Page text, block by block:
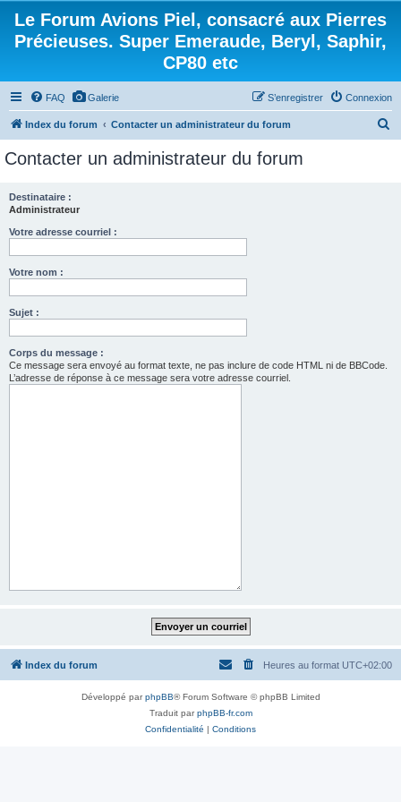
Le Forum Avions Piel, consacré aux Pierres
Précieuses. Super Emeraude, Beryl, Saphir,
CP80 etc
FAQ Galerie Connexion
S’enregistrer
Index du forum Contacter un administrateur du forum
Contacter un administrateur du forum
Destinataire :
Administrateur
Votre adresse courriel :
Votre nom :
Sujet :
Corps du message :
Ce message sera envoyé au format texte, ne pas inclure de code HTML ni de BBCode.
L’adresse de réponse à ce message sera votre adresse courriel.
Index du forum Heures au format UTC+02:00
Développé parphpBB® Forum Software © phpBB Limited
Traduit parphpBB-fr.com
Confidentialité | Conditions